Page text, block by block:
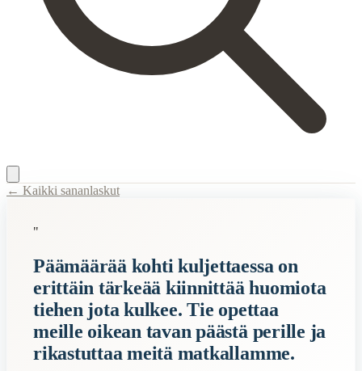
Semantic Themes
Elämä
Related Topics
päämäärä
← Kaikki sananlaskut
"
Päämäärää kohti kuljettaessa on
erittäin tärkeää kiinnittää huomiota
tiehen jota kulkee. Tie opettaa
meille oikean tavan päästä perille ja
rikastuttaa meitä matkallamme.